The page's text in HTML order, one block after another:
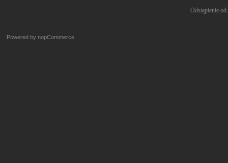
Odstąpienie
Powered by nopCommerce